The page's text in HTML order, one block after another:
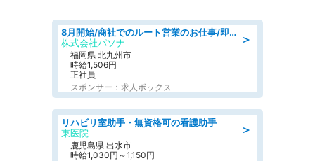
＞
8月開始/商社でのルート営業のお仕事/即日勤務可/車通勤可/営業
株式会社パソナ
福岡県 北九州市
時給1,506円
正社員
スポンサー：求人ボックス
＞
リハビリ室助手・無資格可の看護助手
東医院
鹿児島県 出水市
時給1,030円～1,150円